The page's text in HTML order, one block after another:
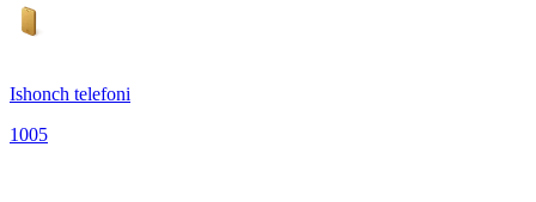
Ishonch telefoni
1005